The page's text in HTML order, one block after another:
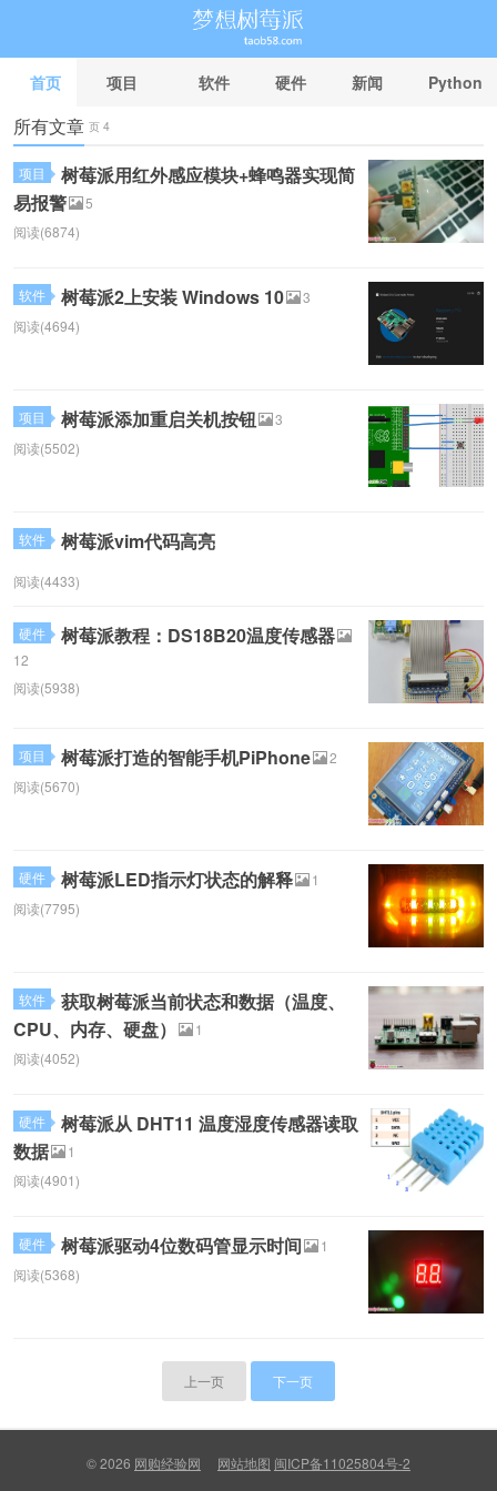
网购经验网
首页 项目 软件 硬件 新闻 Python
所有文章 页 4
项目
树莓派用红外感应模块+蜂鸣器实现简
易报警
5
阅读(6874)
软件 树莓派2上安装 Windows 10
3
阅读(4694)
项目 树莓派添加重启关机按钮
3
阅读(5502)
软件 树莓派vim代码高亮
阅读(4433)
硬件 树莓派教程：DS18B20温度传感器
12
阅读(5938)
项目 树莓派打造的智能手机PiPhone
2
阅读(5670)
硬件 树莓派LED指示灯状态的解释
1
阅读(7795)
软件
获取树莓派当前状态和数据（温度、
CPU、内存、硬盘）
1
阅读(4052)
硬件
树莓派从 DHT11 温度湿度传感器读取
数据
1
阅读(4901)
硬件 树莓派驱动4位数码管显示时间
1
阅读(5368)
上一页 下一页
© 2026 网购经验网 网站地图 闽ICP备11025804号-2